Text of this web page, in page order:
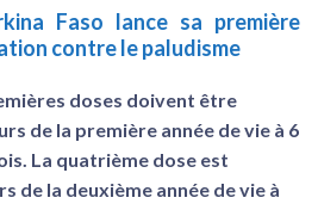
Faso lance sa première
contre le paludisme
doses doivent être
de la première année de vie à 6
La quatrième dose est
de la deuxième année de vie à